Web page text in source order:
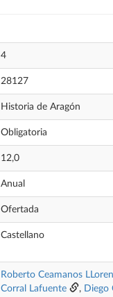
4
28127
Historia de Aragón
Obligatoria
12,0
Anual
Ofertada
Castellano
Roberto Ceamanos
Corral Lafuente
, Diego